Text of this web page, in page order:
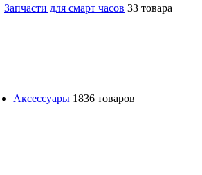
Запчасти для смарт часов 33 товара
Аксессуары 1836 товаров